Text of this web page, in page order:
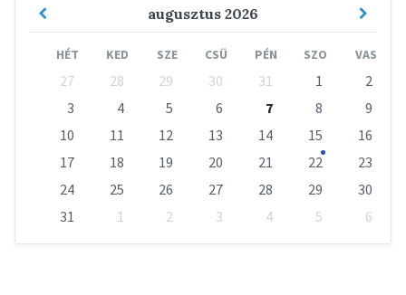
augusztus 2026
Previous
HÉT KED SZE CSÜ PÉN SZO VAS
calendar
27 28 29 30 31 1
2
3
4 5 6 7 8
9
10
11 12 13 14 15
16
17
18 19 20 21 22
23
24
25 26 27 28 29
30
31
1 2 3 4 5
6